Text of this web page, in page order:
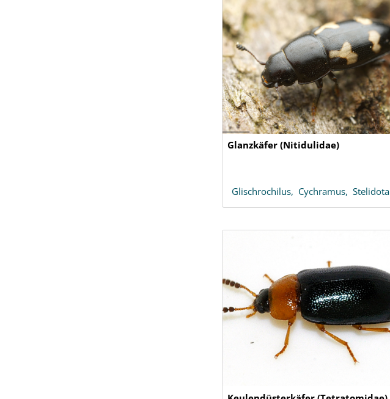
Glanzkäfer (Nitidulidae)
Glischrochilus, Cychramus,Stelidota